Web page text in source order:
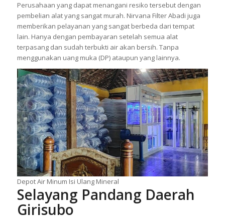
Perusahaan yang dapat menangani resiko tersebut dengan
pembelian alat yang sangat murah. Nirvana Filter Abadi juga
memberikan pelayanan yang sangat berbeda dari tempat
lain. Hanya dengan pembayaran setelah semua alat
terpasang dan sudah terbukti air akan bersih. Tanpa
menggunakan uang muka (DP) ataupun yang lainnya.
Depot Air Minum Isi Ulang Mineral
Selayang Pandang Daerah
Girisubo